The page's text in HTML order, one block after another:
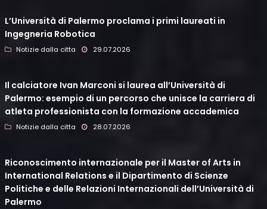
L’Università di Palermo proclama i primi laureati in
Ingegneria Robotica
Notizie dalla citta 29.07.2026
Il calciatore Ivan Marconi si laurea all’Università di
Palermo: esempio di un percorso che unisce la carriera di
atleta professionista con la formazione accademica
Notizie dalla citta 28.07.2026
Riconoscimento internazionale per il Master of Arts in
International Relations e il Dipartimento di Scienze
Politiche e delle Relazioni Internazionali dell’Università di
Palermo